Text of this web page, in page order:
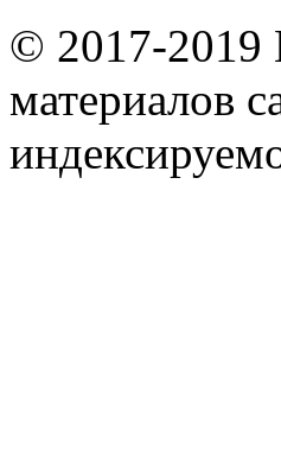
© 2017-2019
материалов